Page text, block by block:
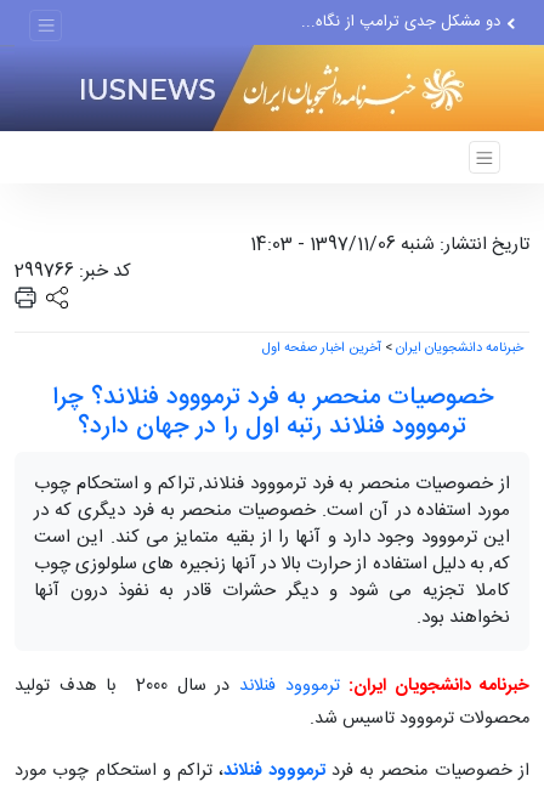
اذعان وزیر جنگ پیشین آمریکا...
دو مشکل جدی ترامپ از نگاه...
سال تحصیلی جدید حضوری آغاز...
ذوالقدر، پزشکیان و محسن...
حمکرانی در حصار ذهنِ وارونه
تاریخ انتشار: شنبه 1397/11/06 - 14:03
کد خبر: 299766
خبرنامه دانشجویان ایران> آخرین اخبار صفحه اول
خصوصیات منحصر به فرد ترمووود فنلاند؟ چرا
ترمووود فنلاند رتبه اول را در جهان دارد؟
از خصوصیات منحصر به فرد ترمووود فنلاند, تراکم و استحکام چوب
مورد استفاده در آن است. خصوصیات منحصر به فرد دیگری که در
این ترمووود وجود دارد و آنها را از بقیه متمایز می کند. این است
که, به دلیل استفاده از حرارت بالا در آنها زنجیره های سلولوزی چوب
کاملا تجزیه می شود و دیگر حشرات قادر به نفوذ درون آنها
نخواهند بود.
خبرنامه دانشجویان ایران: ترمووود فنلاند
در سال 2000 با هدف تولید
محصولات ترمووود تاسیس شد.
از خصوصیات منحصر به فردترمووود فنلاند، تراکم و استحکام چوب مورد